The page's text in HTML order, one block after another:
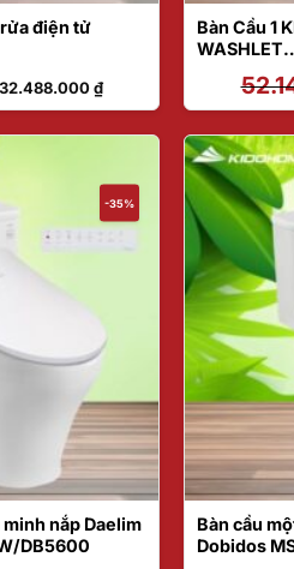
rửa điện tử
Giá
gốc
32.488.000₫Giá
hiện
tại
32.488.000 ₫.
Bàn Cầu 1
WASHLET
-35%
nắp Daelim
DB5600
Bàn cầu
Dobidos